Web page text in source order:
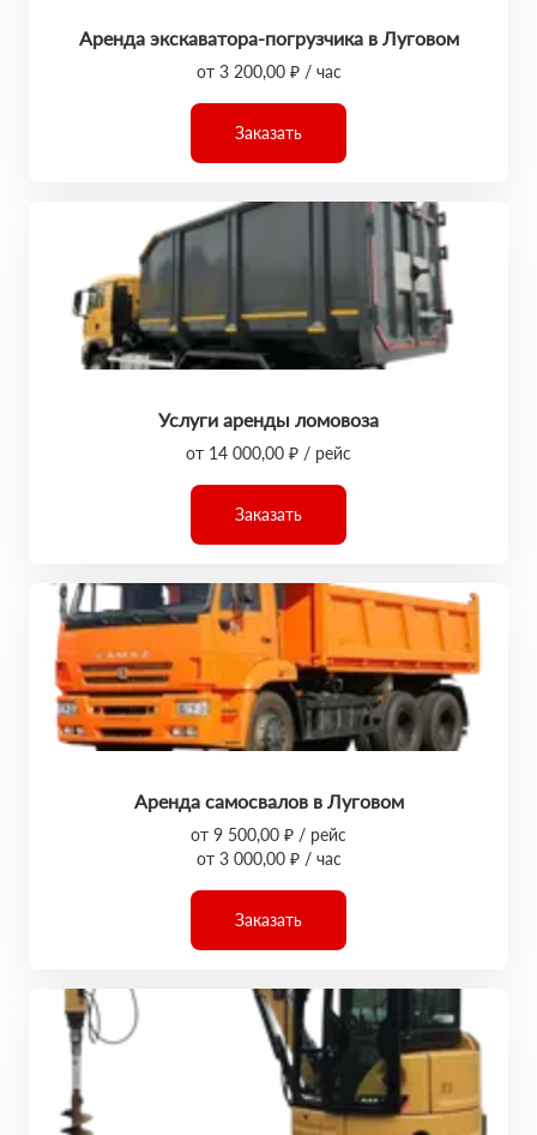
Аренда экскаватора-погрузчика в Луговом
от 3 200,00 ₽ / час
Заказать
Услуги аренды ломовоза
от 14 000,00 ₽ / рейс
Заказать
Аренда самосвалов в Луговом
от 9 500,00 ₽ / рейс
от 3 000,00 ₽ / час
Заказать